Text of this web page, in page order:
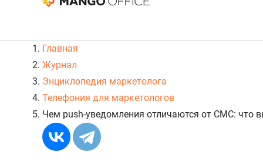
Главная
Журнал
Энциклопедия маркетолога
Телефония для маркетологов
Чем push-уведомления отличаются от СМС: что